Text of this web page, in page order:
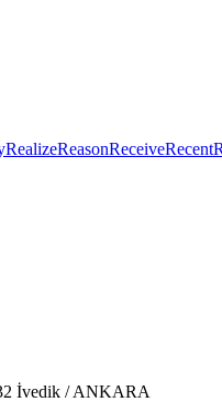
RealizeReasonReceiveRecent
İvedik / ANKARA